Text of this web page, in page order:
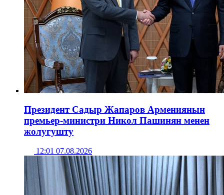
Президент Садыр Жапаров Армениянын
премьер-министри Никол Пашинян менен
жолугушту
12:01 07.08.2026